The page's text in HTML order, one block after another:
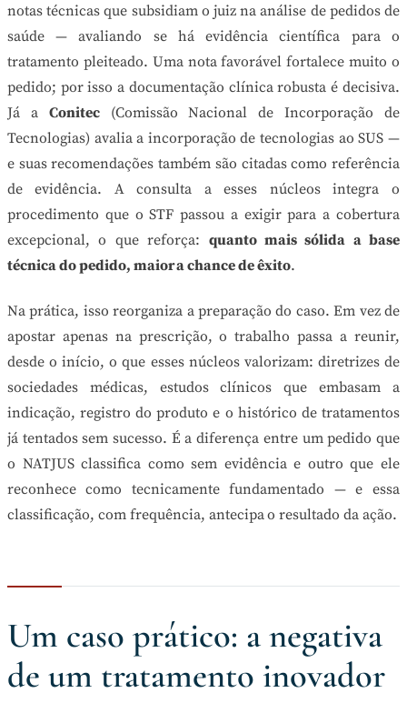
notas técnicas que subsidiam o juiz na análise de pedidos de
saúde — avaliando se há evidência científica para o
tratamento pleiteado. Uma nota favorável fortalece muito o
pedido; por isso a documentação clínica robusta é decisiva.
Já a Conitec(Comissão Nacional de Incorporação de
Tecnologias) avalia a incorporação de tecnologias ao SUS —
e suas recomendações também são citadas como referência
de evidência. A consulta a esses núcleos integra o
procedimento que o STF passou a exigir para a cobertura
excepcional, o que reforça: quanto mais sólida a base
técnica do pedido, maior a chance de êxito.
Na prática, isso reorganiza a preparação do caso. Em vez de
apostar apenas na prescrição, o trabalho passa a reunir,
desde o início, o que esses núcleos valorizam: diretrizes de
sociedades médicas, estudos clínicos que embasam a
indicação, registro do produto e o histórico de tratamentos
já tentados sem sucesso. É a diferença entre um pedido que
o NATJUS classifica como sem evidência e outro que ele
reconhece como tecnicamente fundamentado — e essa
classificação, com frequência, antecipa o resultado da ação.
Um caso prático: a negativa
de um tratamento inovador